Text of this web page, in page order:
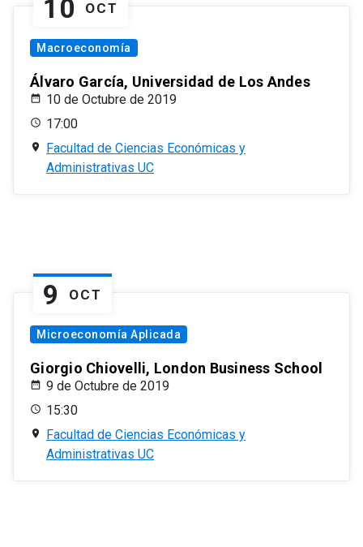
10 OCT
Macroeconomía
Álvaro García, Universidad de Los Andes
10 de Octubre de 2019
17:00
Facultad de Ciencias Económicas y
Administrativas UC
9 OCT
Microeconomía Aplicada
Giorgio Chiovelli, London Business School
9 de Octubre de 2019
15:30
Facultad de Ciencias Económicas y
Administrativas UC